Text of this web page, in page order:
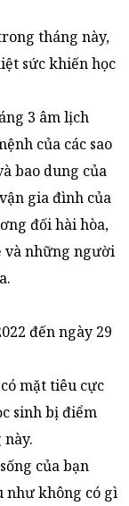
tháng này,
sức khiến học
3 âm lịch
của các sao
bao dung của
gia đình của
đối hài hòa,
và những người
đến ngày 29
mặt tiêu cực
sinh bị điểm
của bạn
như không có gì